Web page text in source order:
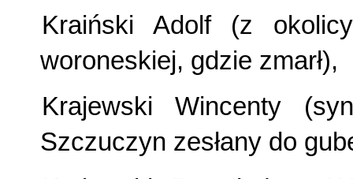
Kraiński Adolf (z
woroneskiej, gdzie zmarł),
Krajewski Wincenty
Szczuczyn zesłany do